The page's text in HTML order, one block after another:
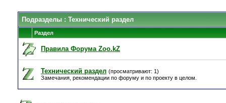
Подразделы : Технический раздел
Раздел
Правила Форума Zoo.kZ
Технический раздел (просматривают: 1)
Замечания, рекомендации по форуму и по проекту в целом.